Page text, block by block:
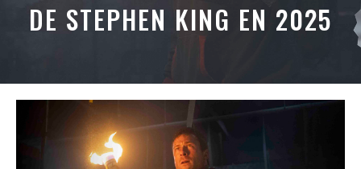
DE STEPHEN KING EN 2025